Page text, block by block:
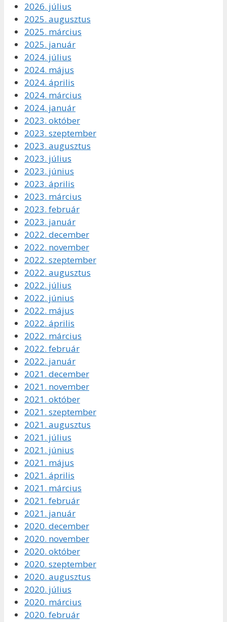
2026. július
2025. augusztus
2025. március
2025. január
2024. július
2024. május
2024. április
2024. március
2024. január
2023. október
2023. szeptember
2023. augusztus
2023. július
2023. június
2023. április
2023. március
2023. február
2023. január
2022. december
2022. november
2022. szeptember
2022. augusztus
2022. július
2022. június
2022. május
2022. április
2022. március
2022. február
2022. január
2021. december
2021. november
2021. október
2021. szeptember
2021. augusztus
2021. július
2021. június
2021. május
2021. április
2021. március
2021. február
2021. január
2020. december
2020. november
2020. október
2020. szeptember
2020. augusztus
2020. július
2020. március
2020. február